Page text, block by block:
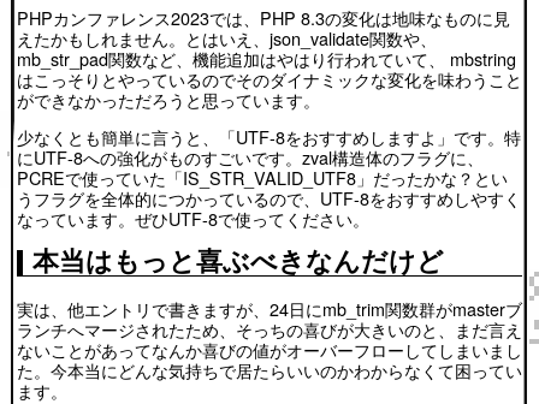
PHPカンファレンス2023では、PHP 8.3の変化は地味なものに見
えたかもしれません。とはいえ、json_validate関数や、
mb_str_pad関数など、機能追加はやはり行われていて、 mbstring
はこっそりとやっているのでそのダイナミックな変化を味わうこと
ができなかっただろうと思っています。
少なくとも簡単に言うと、「UTF-8をおすすめしますよ」です。特
にUTF-8への強化がものすごいです。zval構造体のフラグに、
PCREで使っていた「IS_STR_VALID_UTF8」だったかな？とい
うフラグを全体的につかっているので、UTF-8をおすすめしやすく
なっています。ぜひUTF-8で使ってください。
本当はもっと喜ぶべきなんだけど
実は、他エントリで書きますが、24日にmb_trim関数群がmasterブ
ランチへマージされたため、そっちの喜びが大きいのと、まだ言え
ないことがあってなんか喜びの値がオーバーフローしてしまいまし
た。今本当にどんな気持ちで居たらいいのかわからなくて困ってい
ます。